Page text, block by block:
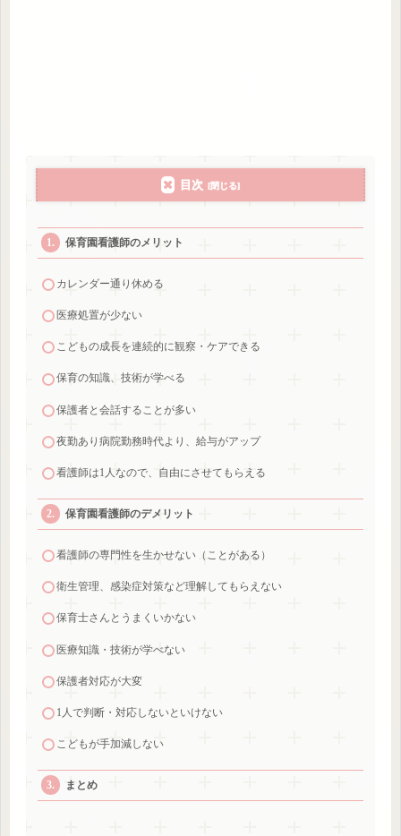
目次
保育園看護師のメリット
カレンダー通り休める
医療処置が少ない
こどもの成長を連続的に観察・ケアできる
保育の知識、技術が学べる
保護者と会話することが多い
夜勤あり病院勤務時代より、給与がアップ
看護師は1人なので、自由にさせてもらえる
保育園看護師のデメリット
看護師の専門性を生かせない（ことがある）
衛生管理、感染症対策など理解してもらえない
保育士さんとうまくいかない
医療知識・技術が学べない
保護者対応が大変
1人で判断・対応しないといけない
こどもが手加減しない
まとめ